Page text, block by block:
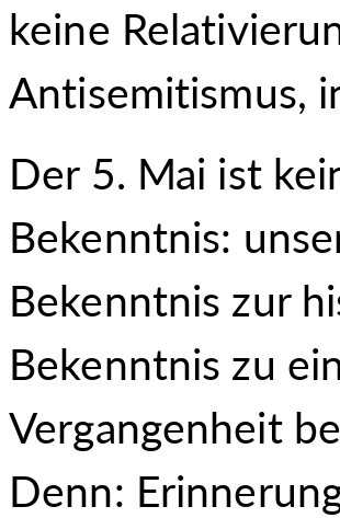
keine
Antisemitismus,
Der 5. Mai ist
Bekenntnis:
Bekenntnis zur
Bekenntnis zu
Vergangenheit
Denn: